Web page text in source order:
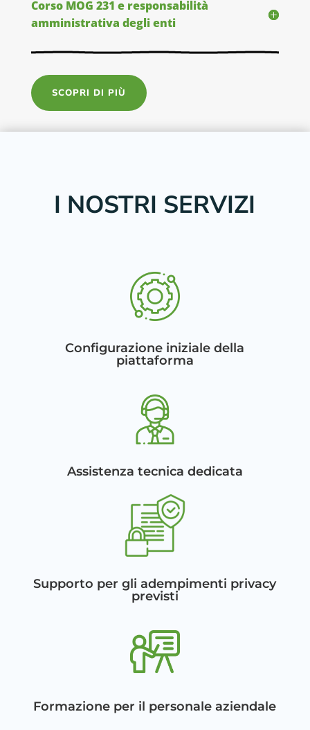
Corso MOG 231 e responsabilità
amministrativa degli enti
SCOPRI DI PIÙ
I NOSTRI SERVIZI
Configurazione iniziale della
piattaforma
Assistenza tecnica dedicata
Supporto per gli adempimenti privacy
previsti
Formazione per il personale aziendale